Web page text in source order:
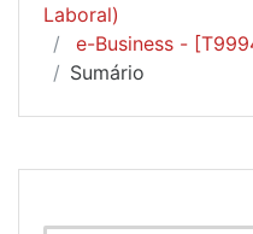
Laboral)
e-Business -
Sumário